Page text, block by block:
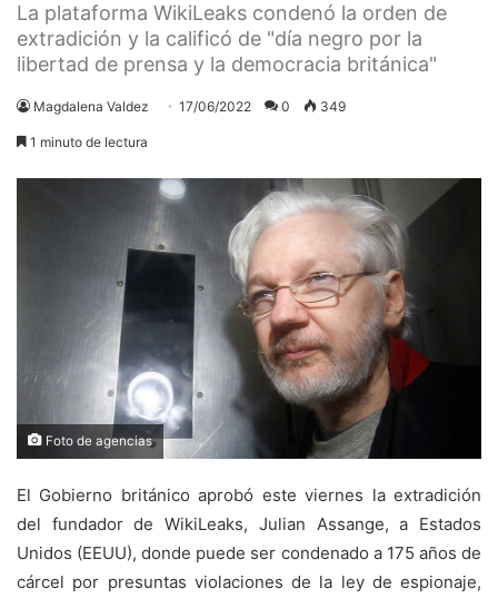
La plataforma WikiLeaks condenó la orden de
extradición y la calificó de "día negro por la
libertad de prensa y la democracia británica"
Magdalena Valdez 17/06/2022 0 349
1 minuto de lectura
Foto de agencias
El Gobierno británico aprobó este viernes la extradición
del fundador de WikiLeaks, Julian Assange, a Estados
Unidos (EEUU), donde puede ser condenado a 175 años de
cárcel por presuntas violaciones de la ley de espionaje,